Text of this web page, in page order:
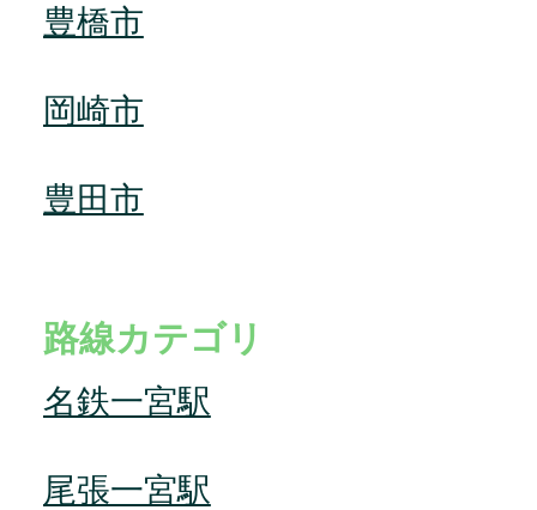
豊橋市
岡崎市
豊田市
路線カテゴリ
名鉄一宮駅
尾張一宮駅